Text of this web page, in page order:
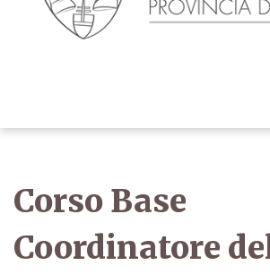
Corso Base
Coordinatore